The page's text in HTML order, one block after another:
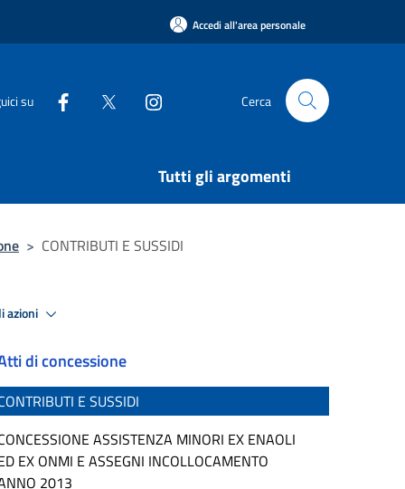
Accedi all'area personale
su Cerca
Tutti gli argomenti
> CONTRIBUTI E SUSSIDI
azioni
di concessione
E SUSSIDI
ASSISTENZA MINORI EX ENAOLI
EX ONMI E ASSEGNI INCOLLOCAMENTO
2013